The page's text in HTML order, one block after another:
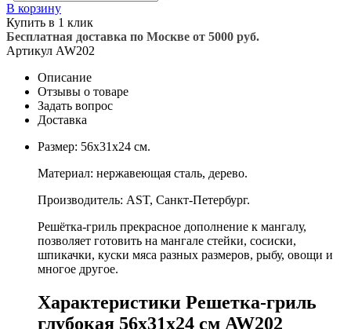
В корзину
Купить в 1 клик
Бесплатная доставка по Москве от 5000 руб.
Артикул AW202
Описание
Отзывы о товаре
Задать вопрос
Доставка
Размер: 56х31х24 см.
Материал: нержавеющая сталь, дерево.
Производитель: AST, Санкт-Петербург.
Решётка-гриль прекрасное дополнение к мангалу,
позволяет готовить на мангале стейки, сосиски,
шпикачки, куски мяса разных размеров, рыбу, овощи и
многое другое.
Характеристики Решетка-гриль
глубокая 56х31х24 см AW202